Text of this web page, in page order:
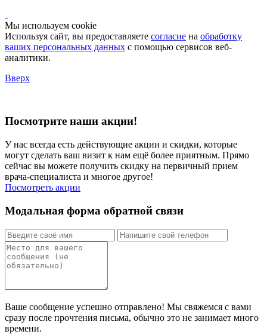
Мы используем cookie
Используя сайт, вы предоставляете согласие на обработку
ваших персональных данных с помощью сервисов веб-
аналитики.
Вверх
Посмотрите наши акции!
У нас всегда есть действующие акции и скидки, которые
могут сделать ваш визит к нам ещё более приятным. Прямо
сейчас вы можете получить скидку на первичный прием
врача-специалиста и многое другое!
Посмотреть акции
Модальная форма обратной связи
Ваше сообщение успешно отправлено! Мы свяжемся с вами
сразу после прочтения письма, обычно это не занимает много
времени.